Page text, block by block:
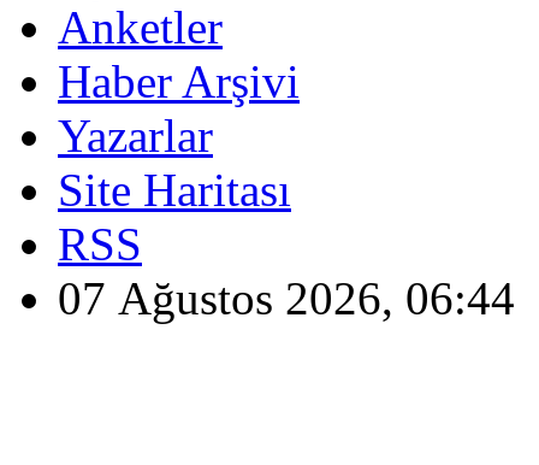
Anketler
Haber Arşivi
Yazarlar
Site Haritası
RSS
07 Ağustos 2026, 06:44